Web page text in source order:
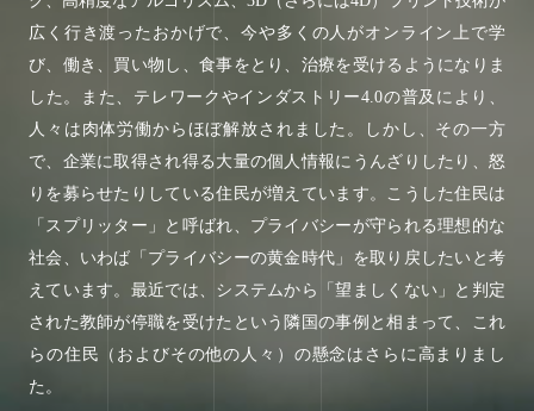
広く行き渡ったおかげで、今や多くの人がオンライン上で学
び、働き、買い物し、食事をとり、治療を受けるようになりま
した。また、テレワークやインダストリー4.0の普及により、
人々は肉体労働からほぼ解放されました。しかし、その一方
で、企業に取得され得る大量の個人情報にうんざりしたり、怒
りを募らせたりしている住民が増えています。こうした住民は
「スプリッター」と呼ばれ、プライバシーが守られる理想的な
社会、いわば「プライバシーの黄金時代」を取り戻したいと考
えています。最近では、システムから「望ましくない」と判定
された教師が停職を受けたという隣国の事例と相まって、これ
らの住民（およびその他の人々）の懸念はさらに高まりまし
た。